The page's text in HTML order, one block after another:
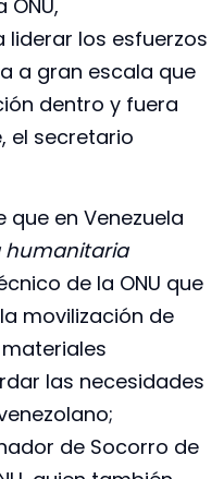
liderar los esfuerzos
a gran escala que
dentro y fuera
el secretario
en Venezuela
humanitaria
de la ONU que
movilización de
las necesidades
de Socorro de